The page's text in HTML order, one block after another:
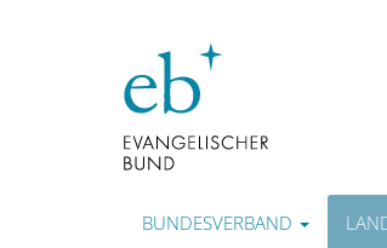
BUNDESVERBAND